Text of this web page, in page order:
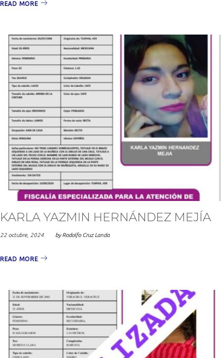
READ MORE
KARLA YAZMIN HERNÁNDEZ MEJÍA
22 octubre, 2024 byRodolfo Cruz Landa
READ MORE